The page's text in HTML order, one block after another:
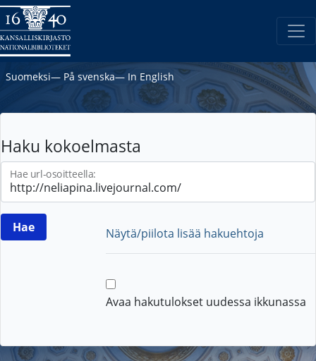
Suomeksi― På svenska― In English
Haku kokoelmasta
Hae url-osoitteella:
Näytä/piilota lisää hakuehtoja
Avaa hakutulokset uudessa ikkunassa